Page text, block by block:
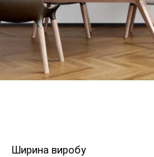
Ширина виробу